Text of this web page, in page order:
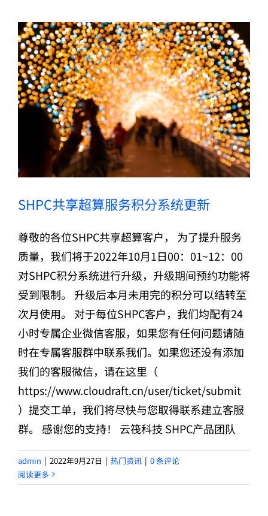
SHPC共享超算服务积分系统更新
尊敬的各位SHPC共享超算客户， 为了提升服务
质量，我们将于2022年10月1日00：01~12：00
对SHPC积分系统进行升级，升级期间预约功能将
受到限制。 升级后本月未用完的积分可以结转至
次月使用。 对于每位SHPC客户，我们均配有24
小时专属企业微信客服，如果您有任何问题请随
时在专属客服群中联系我们。如果您还没有添加
我们的客服微信，请在这里（
https://www.cloudraft.cn/user/ticket/submit
）提交工单，我们将尽快与您取得联系建立客服
群。 感谢您的支持！ 云筏科技 SHPC产品团队
admin | 2022年9月27日 | 热门资讯 | 0 条评论
阅读更多